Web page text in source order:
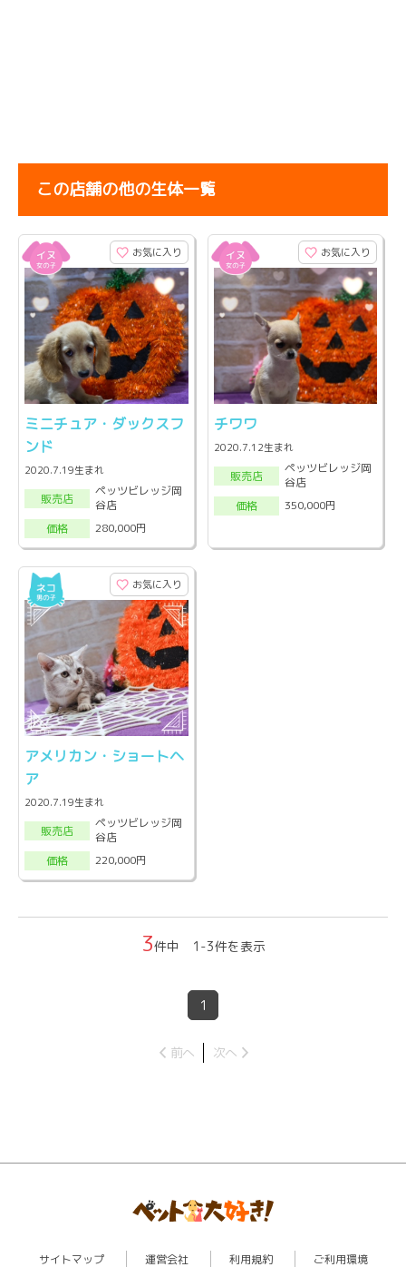
この店舗の他の生体一覧
お気に入り
ミニチュア・ダックスフ
ンド
2020.7.19生まれ
販売店
ペッツビレッジ岡
谷店
価格
280,000円
お気に入り
チワワ
2020.7.12生まれ
販売店
ペッツビレッジ岡
谷店
価格
350,000円
お気に入り
アメリカン・ショートヘ
ア
2020.7.19生まれ
販売店
ペッツビレッジ岡
谷店
価格
220,000円
3件中 1-3件を表示
1
前へ 次へ
サイトマップ 運営会社 利用規約 ご利用環境